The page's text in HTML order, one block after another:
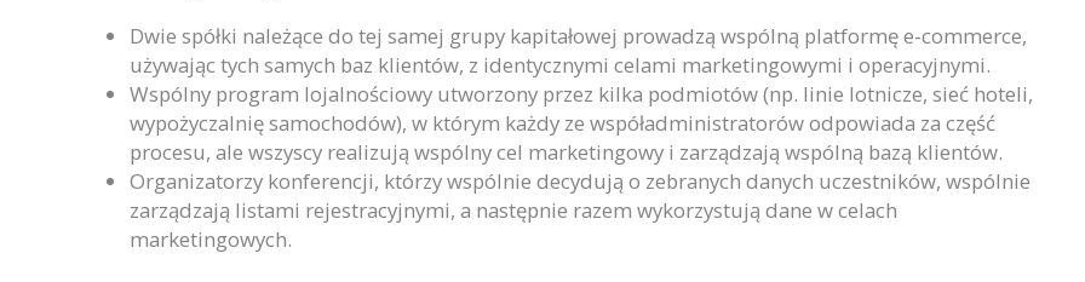
Dwie spółki należące do tej samej grupy kapitałowej prowadzą wspólną platformę e-commerce,
używając tych samych baz klientów, z identycznymi celami marketingowymi i operacyjnymi.
Wspólny program lojalnościowy utworzony przez kilka podmiotów (np. linie lotnicze, sieć hoteli,
wypożyczalnię samochodów), w którym każdy ze współadministratorów odpowiada za część
procesu, ale wszyscy realizują wspólny cel marketingowy i zarządzają wspólną bazą klientów.
Organizatorzy konferencji, którzy wspólnie decydują o zebranych danych uczestników, wspólnie
zarządzają listami rejestracyjnymi, a następnie razem wykorzystują dane w celach
marketingowych.